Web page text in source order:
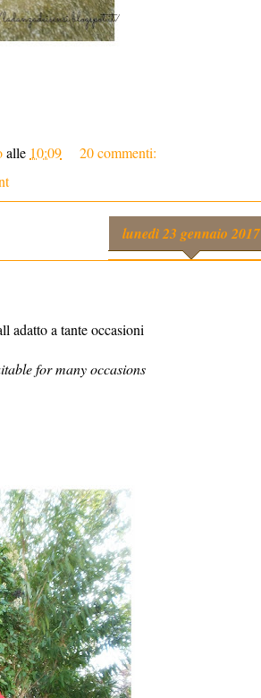
alle 10:09
20 commenti:
lunedì 23 gennaio 2017
adatto a tante occasioni
for many occasions